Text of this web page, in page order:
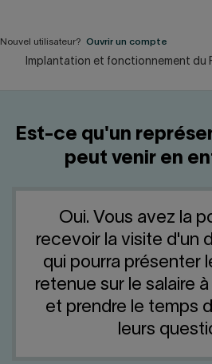
contenu
Financement d'entreprise
À propos
LIENS RAPIDES
Nous joindre
Nouvel utilisateur? Ouvrir un compte
Implantation et fonctionnement du
Est-ce qu'un
peut venir en
Oui. Vous avez la
recevoir la visite d'un
qui pourra présenter
retenue sur le salaire
et prendre le temps
leurs